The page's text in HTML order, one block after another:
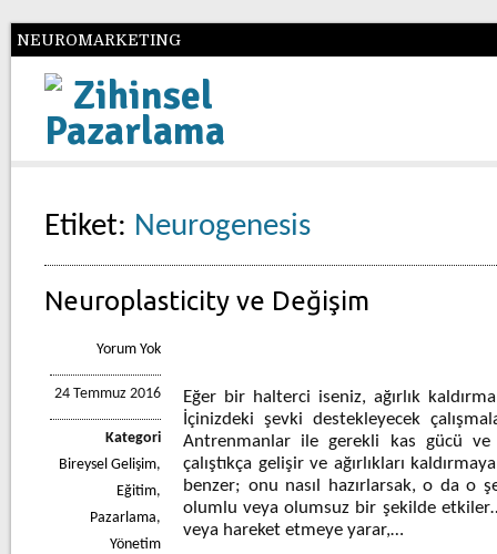
NEUROMARKETING
Zihinsel
Pazarlama
Etiket: Neurogenesis
Neuroplasticity ve Değişim
Yorum Yok
24 Temmuz 2016
Kategori
Bireysel Gelişim,
Eğitim,
Pazarlama,
Yönetim
Eğer bir halterci iseniz, ağırlık
İçinizdeki şevki destekleyecek
Antrenmanlar ile gerekli kas gücü
çalıştıkça gelişir ve ağırlıkları
benzer; onu nasıl hazırlarsak, o da o
olumlu veya olumsuz bir şekilde etkiler…
veya hareket etmeye yarar,…